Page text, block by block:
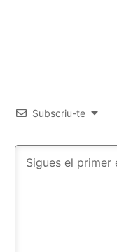
Subscriu-te